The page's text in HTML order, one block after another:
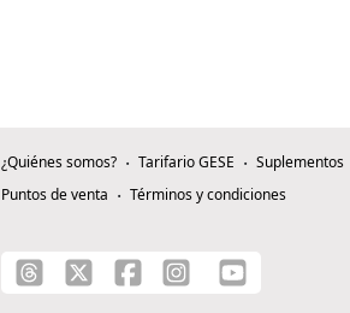
¿Quiénes somos? Tarifario GESE Suplementos
Puntos de venta
Términos y condiciones